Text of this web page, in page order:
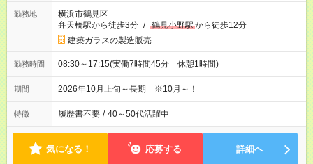
勤務地
横浜市鶴見区
弁天橋駅から徒歩3分 / 鶴見小野駅から徒歩12分
建築ガラスの製造販売
勤務時間 08:30～17:15(実働7時間45分 休憩1時間)
期間 2026年10月上旬～長期 ※10月～！
特徴 履歴書不要 / 40～50代活躍中
気になる！ 応募する 詳細へ